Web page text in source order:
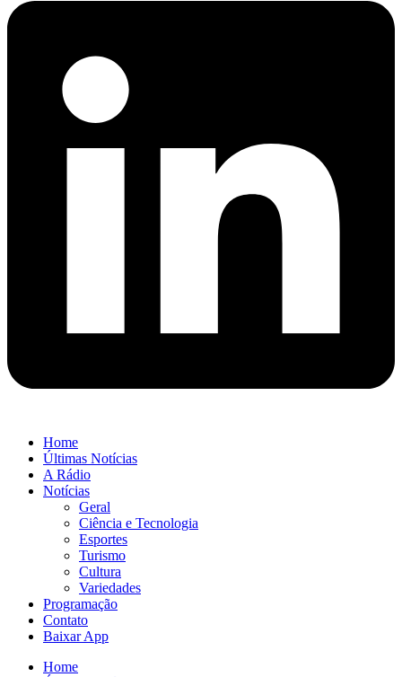
Home
Últimas Notícias
A Rádio
Notícias
Geral
Ciência e Tecnologia
Esportes
Turismo
Cultura
Variedades
Programação
Contato
Baixar App
Home